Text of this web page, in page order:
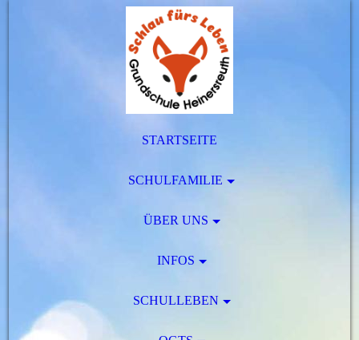
STARTSEITE
SCHULFAMILIE
ÜBER UNS
INFOS
SCHULLEBEN